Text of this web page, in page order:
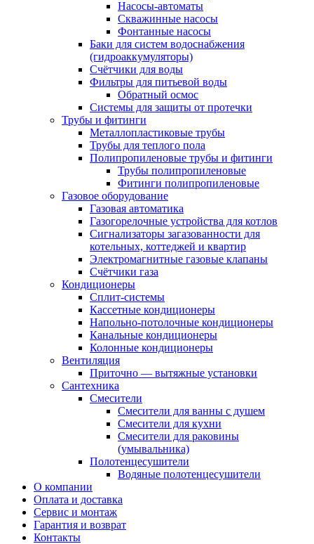
Насосы-автоматы
Скважинные насосы
Фонтанные насосы
Баки для систем водоснабжения
(гидроаккумуляторы)
Счётчики для воды
Фильтры для питьевой воды
Обратный осмос
Системы для защиты от протечки
Трубы и фитинги
Металлопластиковые трубы
Трубы для теплого пола
Полипропиленовые трубы и фитинги
Трубы полипропиленовые
Фитинги полипропиленовые
Газовое оборудование
Газовая автоматика
Газогорелочные устройства для котлов
Сигнализаторы загазованности для
котельных, коттеджей и квартир
Электромагнитные газовые клапаны
Счётчики газа
Кондиционеры
Сплит-системы
Кассетные кондиционеры
Напольно-потолочные кондиционеры
Канальные кондиционеры
Колонные кондиционеры
Вентиляция
Приточно — вытяжные установки
Сантехника
Смесители
Смесители для ванны с душем
Смесители для кухни
Смесители для раковины
(умывальника)
Полотенцесушители
Водяные полотенцесушители
О компании
Оплата и доставка
Сервис и монтаж
Гарантия и возврат
Контакты